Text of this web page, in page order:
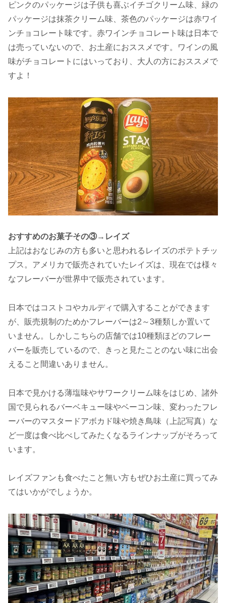
ピンクのパッケージは子供も喜ぶイチゴクリーム味、緑の
パッケージは抹茶クリーム味、茶色のパッケージは赤ワイ
ンチョコレート味です。赤ワインチョコレート味は日本で
は売っていないので、お土産におススメです。ワインの風
味がチョコレートにはいっており、大人の方におススメで
すよ！
おすすめのお菓子その③→レイズ
上記はおなじみの方も多いと思われるレイズのポテトチッ
プス。アメリカで販売されていたレイズは、現在では様々
なフレーバーが世界中で販売されています。
日本ではコストコやカルディで購入することができます
が、販売規制のためかフレーバーは2～3種類しか置いて
いません。しかしこちらの店舗では10種類ほどのフレー
バーを販売しているので、きっと見たことのない味に出会
えること間違いありません。
日本で見かける薄塩味やサワークリーム味をはじめ、諸外
国で見られるバーベキュー味やベーコン味、変わったフレ
ーバーのマスタードアボカド味や焼き鳥味（上記写真）な
ど一度は食べ比べしてみたくなるラインナップがそろって
います。
レイズファンも食べたこと無い方もぜひお土産に買ってみ
てはいかがでしょうか。